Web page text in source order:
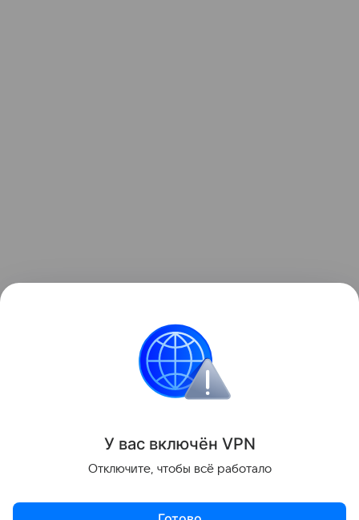
появлением ИИ-агентов.
Поделиться
У вас включён VPN
Отключите, чтобы всё работало